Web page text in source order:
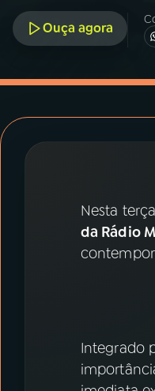
05PODCASTS
PRÊMIO RÁDIO
ACOMPANHE A RÁDIO MEC
Ouça agora
Nesta
da Rádio
Integrado